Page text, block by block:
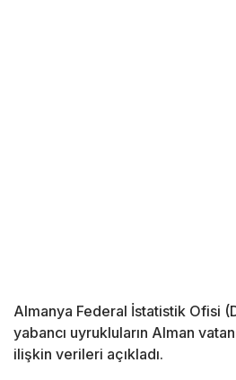
Almanya Federal İstatistik Ofisi
yabancı uyrukluların Alman
ilişkin verileri açıkladı.